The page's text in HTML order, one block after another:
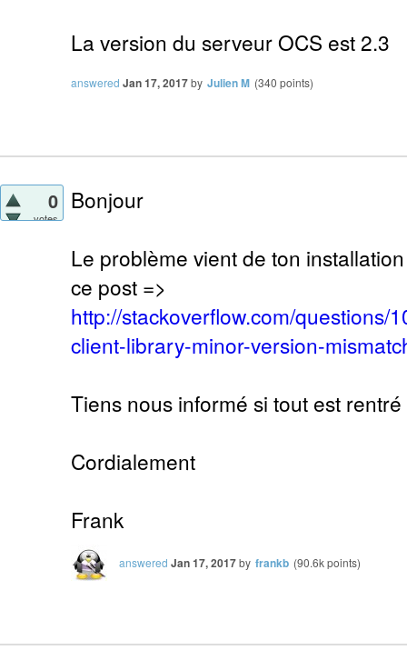
La version du serveur OCS est 2.3
answered Jan 17, 2017by Julien M (340 points)
0
votes
Bonjour
Le problème vient de ton
ce post =>
http://stackoverflow.com/questions/
client-library-minor-version-
Tiens nous informé si tout est
Cordialement
Frank
answered Jan 17, 2017by frankb (90.6kpoints)